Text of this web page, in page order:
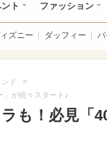
ト ファッション
ズニー ダッフィー
ド >
」が続々スタート♪
も！必見「